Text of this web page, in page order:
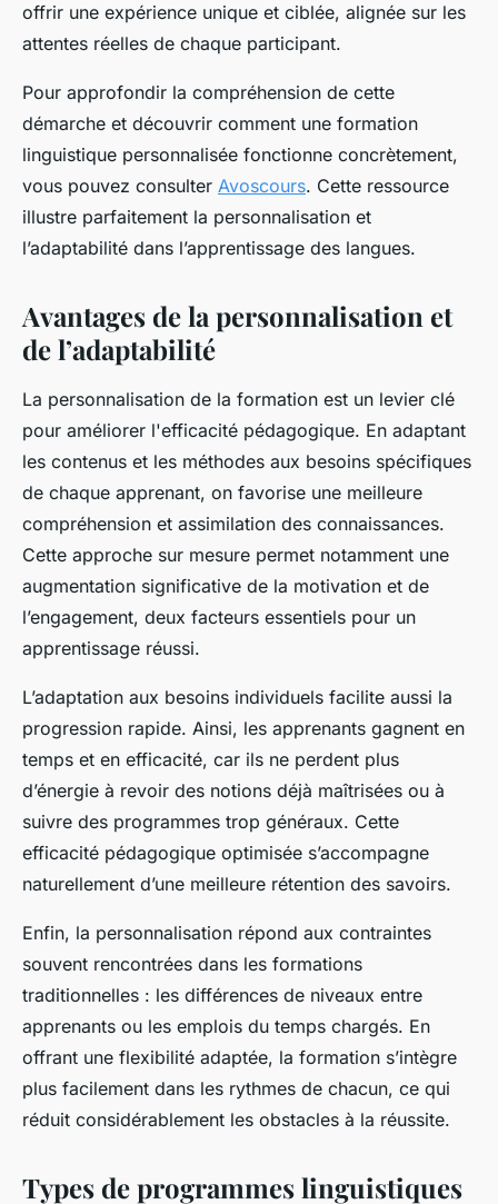
offrir une expérience unique et ciblée, alignée sur les
attentes réelles de chaque participant.
Pour approfondir la compréhension de cette
démarche et découvrir comment une formation
linguistique personnalisée fonctionne concrètement,
vous pouvez consulter Avoscours. Cette ressource
illustre parfaitement la personnalisation et
l’adaptabilité dans l’apprentissage des langues.
Avantages de la personnalisation et
de l’adaptabilité
La personnalisation de la formation est un levier clé
pour améliorer l'efficacité pédagogique. En adaptant
les contenus et les méthodes aux besoins spécifiques
de chaque apprenant, on favorise une meilleure
compréhension et assimilation des connaissances.
Cette approche sur mesure permet notamment une
augmentation significative de la motivation et de
l’engagement, deux facteurs essentiels pour un
apprentissage réussi.
L’adaptation aux besoins individuels facilite aussi la
progression rapide. Ainsi, les apprenants gagnent en
temps et en efficacité, car ils ne perdent plus
d’énergie à revoir des notions déjà maîtrisées ou à
suivre des programmes trop généraux. Cette
efficacité pédagogique optimisée s’accompagne
naturellement d’une meilleure rétention des savoirs.
Enfin, la personnalisation répond aux contraintes
souvent rencontrées dans les formations
traditionnelles : les différences de niveaux entre
apprenants ou les emplois du temps chargés. En
offrant une flexibilité adaptée, la formation s’intègre
plus facilement dans les rythmes de chacun, ce qui
réduit considérablement les obstacles à la réussite.
Types de programmes linguistiques